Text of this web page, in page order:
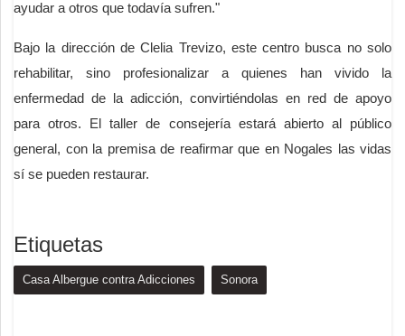
ayudar a otros que todavía sufren."
Bajo la dirección de Clelia Trevizo, este centro busca no solo
rehabilitar, sino profesionalizar a quienes han vivido la
enfermedad de la adicción, convirtiéndolas en red de apoyo
para otros. El taller de consejería estará abierto al público
general, con la premisa de reafirmar que en Nogales las vidas
sí se pueden restaurar.
Etiquetas
Casa Albergue contra Adicciones Sonora